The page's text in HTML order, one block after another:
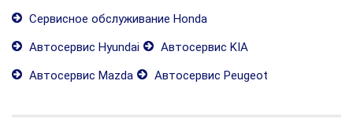
Сервисное обслуживание Honda
Автосервис Hyundai
Автосервис KIA
Автосервис Mazda
Автосервис Peugeot